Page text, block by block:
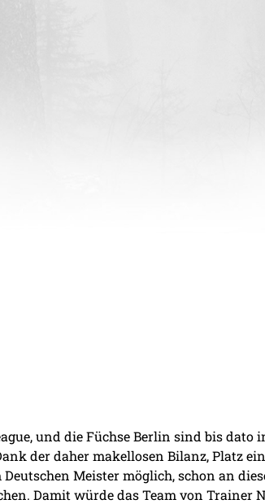
und die Füchse Berlin sind bis dato
der daher makellosen Bilanz, Platz
Meister möglich, schon an
Damit würde das Team von Trainer